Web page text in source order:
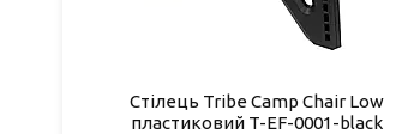
Стілець Tribe Camp Chair Low
пластиковий T-EF-0001-black